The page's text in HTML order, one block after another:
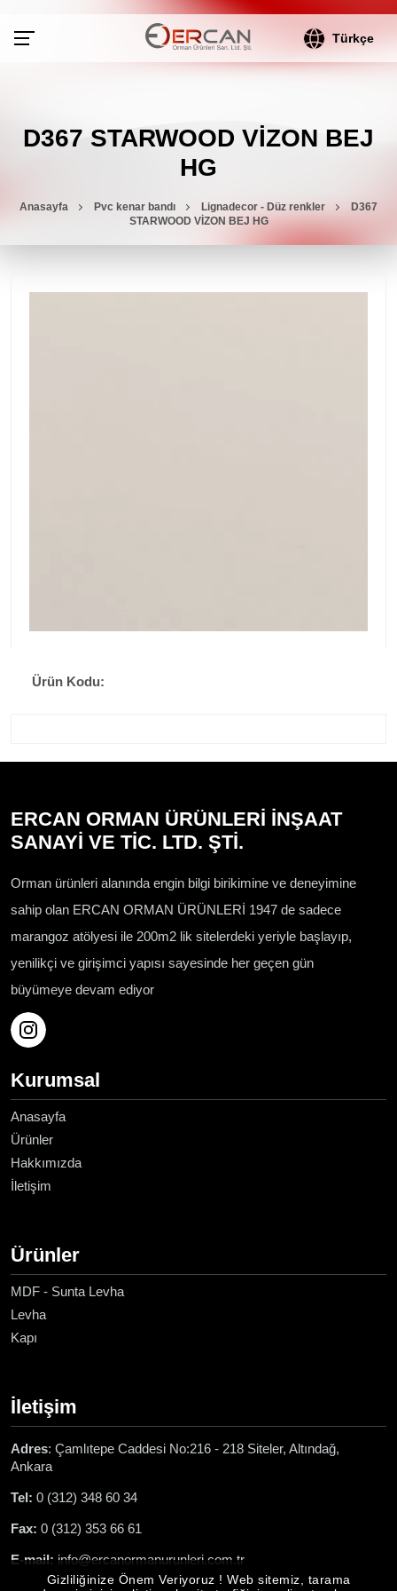
Türkçe
D367 STARWOOD VİZON BEJ
HG
Anasayfa Pvc kenar bandı Lignadecor - Düz renkler
D367
STARWOOD VİZON BEJ HG
Ürün Kodu:
ERCAN ORMAN ÜRÜNLERİ İNŞAAT
SANAYİ VE TİC. LTD. ŞTİ.
Orman ürünleri alanında engin bilgi birikimine ve deneyimine
sahip olan ERCAN ORMAN ÜRÜNLERİ 1947 de sadece
marangoz atölyesi ile 200m2 lik sitelerdeki yeriyle başlayıp,
yenilikçi ve girişimci yapısı sayesinde her geçen gün
büyümeye devam ediyor
Kurumsal
Anasayfa
Ürünler
Hakkımızda
İletişim
Ürünler
MDF - Sunta Levha
Levha
Kapı
İletişim
Adres: Çamlıtepe Caddesi No:216 - 218 Siteler, Altındağ,
Ankara
Tel: 0 (312) 348 60 34
Fax: 0 (312) 353 66 61
E-mail: info@ercanormanurunleri.com.tr
Gizliliğinize Önem Veriyoruz ! Web sitemiz, tarama